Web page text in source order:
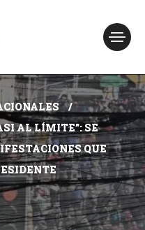
AL LÍMITE”: SE
QUE